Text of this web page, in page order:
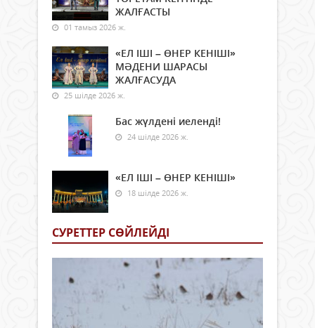
ЖАЛҒАСТЫ
01 тамыз 2026 ж.
«ЕЛ ІШІ – ӨНЕР КЕНІШІ»
МӘДЕНИ ШАРАСЫ
ЖАЛҒАСУДА
25 шілде 2026 ж.
Бас жүлдені иеленді!
24 шілде 2026 ж.
«ЕЛ ІШІ – ӨНЕР КЕНІШІ»
18 шілде 2026 ж.
СУРЕТТЕР СӨЙЛЕЙДI